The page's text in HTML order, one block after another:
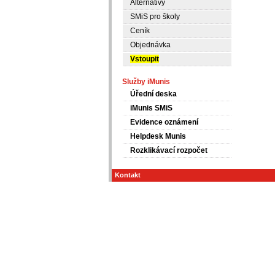
Alternativy
SMiS pro školy
Ceník
Objednávka
Vstoupit
Služby iMunis
Úřední deska
iMunis SMiS
Evidence oznámení
Helpdesk Munis
Rozklikávací rozpočet
Kontakt